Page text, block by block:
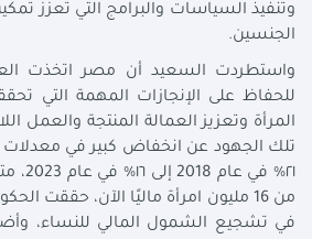
وتنفيذ السياسات والبرامج التي تعزز
الجنسين.
واستطردت السعيد أن مصر اتخذت
للحفاظ على الإنجازات المهمة التي
المرأة وتعزيز العمالة المنتجة والعمل
تلك الجهود عن انخفاض كبير في معدلات
٢١% في
من 16 مليون امرأة ماليًا الآن، حققت
في تشجيع الشمول المالي للنساء،